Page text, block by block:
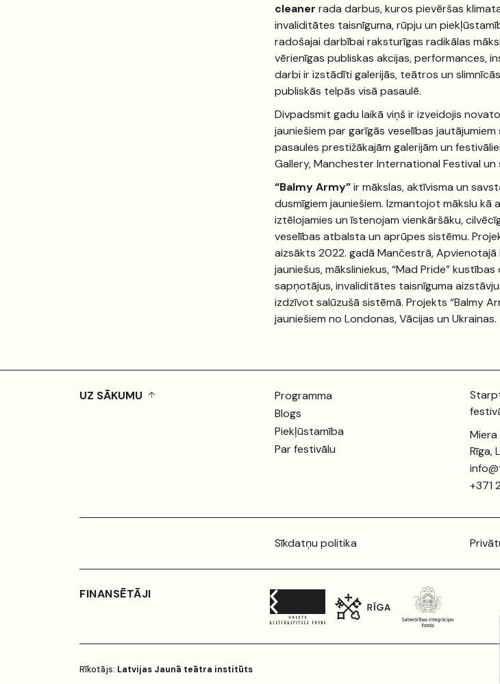
cleaner rada darbus, kuros pievēršas
invaliditātes taisnīguma, rūpju un
radošajai darbībai raksturīgas radikālas
vērienīgas publiskas akcijas, performances,
darbi ir izstādīti galerijās, teātros un
publiskās telpās visā pasaulē.
Divpadsmit gadu laikā viņš ir izveidojis
jauniešiem par garīgās veselības
pasaules prestižākajām galerijām un
Gallery, Manchester International Festival un
“Balmy Army”ir mākslas, aktīvisma un
dusmīgiem jauniešiem. Izmantojot mākslu kā
iztēlojamies un īstenojam vienkāršāku,
veselības atbalsta un aprūpes sistēmu.
aizsākts 2022. gadā Mančestrā, Apvienotajā
jauniešus, māksliniekus, “Mad Pride”
sapņotājus, invaliditātes taisnīguma
izdzīvot salūzušā sistēmā. Projekts “Balmy
jauniešiem no Londonas, Vācijas un Ukrainas.
UZ SĀKUMU
Programma
Blogs
Piekļūstamība
Par festivālu
Rīga,
+371
Sīkdatņu politika
FINANSĒTĀJI
Rīkotājs: Latvijas Jaunā teātra institūts